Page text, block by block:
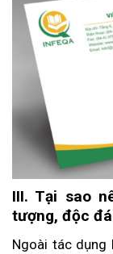
III. Tại sao
tượng, độc
Ngoài tác dụng